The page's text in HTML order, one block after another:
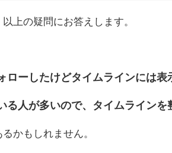
上の疑問にお答えします。
ローしたけどタイムラインには表
る人が多いので、タイムラインを
かもしれません。